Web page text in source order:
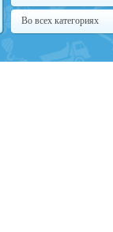
Во всех категориях